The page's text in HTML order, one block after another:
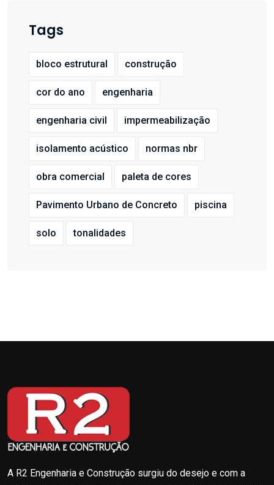
Tags
bloco estrutural construção
cor do ano engenharia
engenharia civil impermeabilização
isolamento acústico normas nbr
obra comercial paleta de cores
Pavimento Urbano de Concreto piscina
solo tonalidades
A R2 Engenharia e Construção surgiu do desejo e com a